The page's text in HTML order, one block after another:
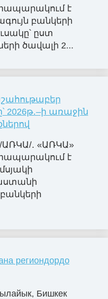
է
բանկերի
ըստ
ծավալի 2...
2026թ․–ի առաջին
ԱՌԿԱ/․ «ԱՌԿԱ»
է
региондордо
Бишкек